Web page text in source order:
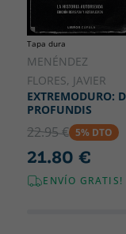
Tapa dura
MENÉNDEZ
FLORES, JAVIER
EXTREMODURO:
PROFUNDIS
22.95 € 5% DTO
21.80 €
ENVÍO GRATIS!